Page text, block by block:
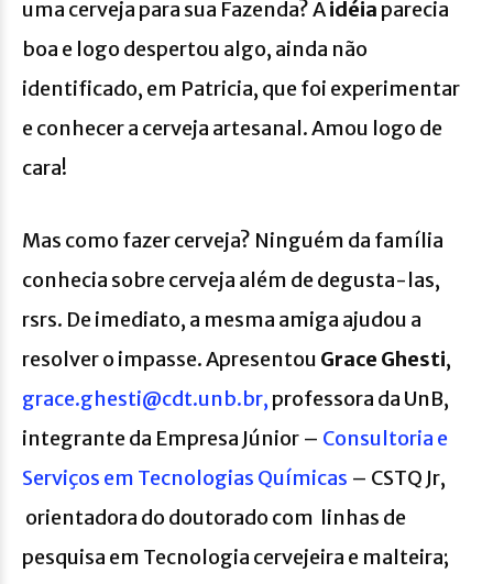
uma cerveja para sua Fazenda? Aidéia parecia
boa e logo despertou algo, ainda não
identificado, em Patricia, que foi experimentar
e conhecer a cerveja artesanal. Amou logo de
cara!
Mas como fazer cerveja? Ninguém da família
conhecia sobre cerveja além de degusta-las,
rsrs. De imediato, a mesma amiga ajudou a
resolver o impasse. Apresentou Grace Ghesti,
grace.ghesti@cdt.unb.br, professora da UnB,
integrante da Empresa Júnior – Consultoria e
Serviços em Tecnologias Químicas – CSTQ Jr,
orientadora do doutorado com linhas de
pesquisa em Tecnologia cervejeira e malteira;